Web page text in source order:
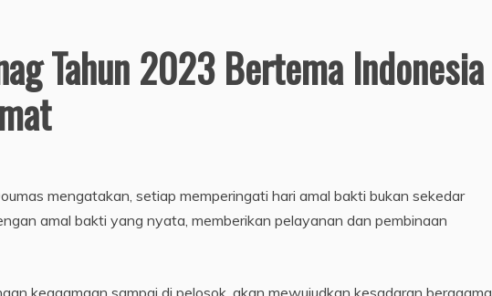
Tahun 2023 Bertema Indonesia
mengatakan, setiap memperingati hari amal bakti bukan sekedar
amal bakti yang nyata, memberikan pelayanan dan pembinaan
keagamaan sampai di pelosok, akan mewujudkan kesadaran beragama